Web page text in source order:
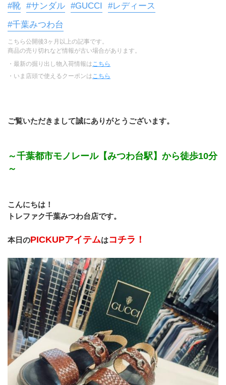
#靴 #サンダル #GUCCI
#レディース
#千葉みつわ台
こちら公開後3ヶ月以上の記事です。
商品の売り切れなど情報が古い場合があります。
・最新の掘り出し物入荷情報は こちら
・いま店頭で使えるクーポンは こちら
ご覧いただきまして誠にありがとうございます。
～千葉都市モノレール【みつわ台駅】から徒歩10分
～
こんにちは！
トレファク千葉みつわ台店です。
本日のPICKUPアイテムはコチラ！